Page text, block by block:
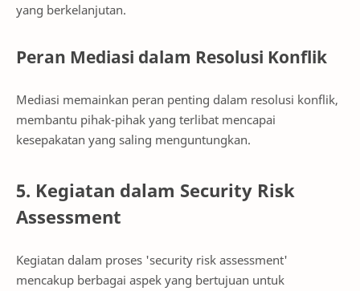
yang berkelanjutan.
Peran Mediasi dalam Resolusi Konflik
Mediasi memainkan peran penting dalam resolusi konflik,
membantu pihak-pihak yang terlibat mencapai
kesepakatan yang saling menguntungkan.
5. Kegiatan dalam Security Risk
Assessment
Kegiatan dalam proses 'security risk assessment'
mencakup berbagai aspek yang bertujuan untuk